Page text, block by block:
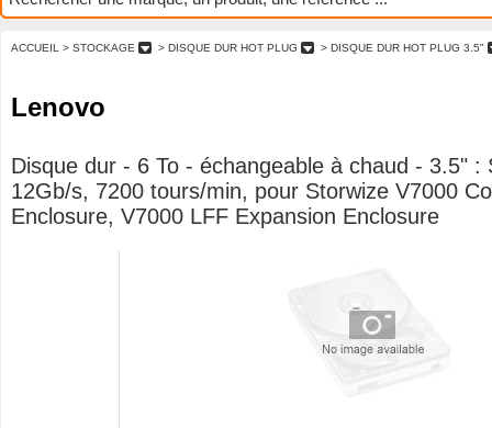
ACCUEIL > STOCKAGE > DISQUE DUR HOT PLUG > DISQUE DUR HOT PLUG 3.5"
Lenovo
Disque dur - 6 To - échangeable à chaud - 3.5" :
12Gb/s, 7200 tours/min, pour Storwize V7000
Enclosure, V7000 LFF Expansion Enclosure